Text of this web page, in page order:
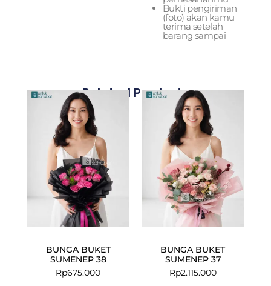
Bukti pengiriman
(foto) akan kamu
terima setelah
barang sampai
Related Products
BUNGA BUKET
SUMENEP 38
Rp675.000
BUNGA BUKET
SUMENEP 37
Rp2.115.000